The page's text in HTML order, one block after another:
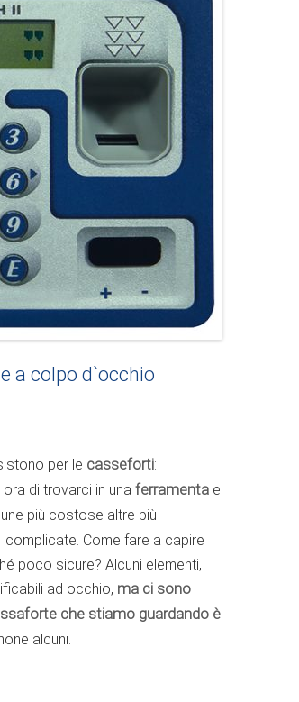
a colpo d`occhio
per le casseforti:
di trovarci in una ferramenta e
più costose altre più
Come fare a capire
poco sicure? Alcuni elementi,
ad occhio, ma ci sono
che stiamo guardando è
alcuni.